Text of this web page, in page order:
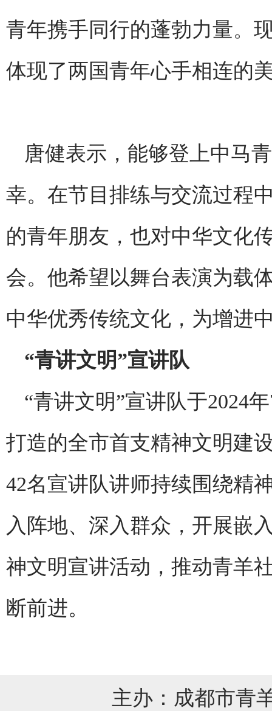
青年携手同行的蓬勃力量。
体现了两国青年心手相连的
唐健表示，能够登上中马
幸。在节目排练与交流过程
的青年朋友，也对中华文化
会。他希望以舞台表演为载
中华优秀传统文化，为增进
“青讲文明”宣讲队
“青讲文明”宣讲队于2024
打造的全市首支精神文明建
42名宣讲队讲师持续围绕精
入阵地、深入群众，开展嵌
神文明宣讲活动，推动青羊
断前进。
主办：成都市青